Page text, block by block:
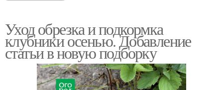
Уход обрезка и подкормка
клубники осенью. Добавление
статьи в новую подборку